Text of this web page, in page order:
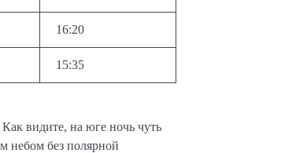
16:20
15:35
видите, на юге ночь чуть
небом без полярной